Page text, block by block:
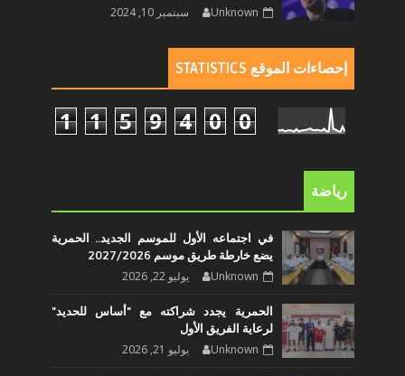
Unknown سبتمبر 10, 2024
إحصاءات الموقع STATISTICS
1 1 5 9 4 0 0
رياضة
في اجتماعه الأول للموسم الجديد.. الحمرية
يضع خارطة طريق موسم 2027/2026
Unknown يوليو 22, 2026
الحمرية يجدد شراكته مع "أساس للحديد"
لرعاية الفريق الأول
Unknown يوليو 21, 2026